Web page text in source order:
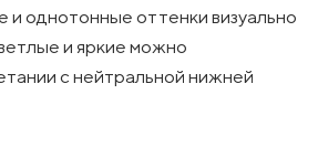
и однотонные оттенки визуально
и яркие можно
с нейтральной нижней